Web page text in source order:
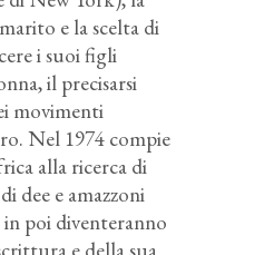
e la scelta di
i suoi figli
il precisarsi
movimenti
Nel 1974 compie
alla ricerca di
dee e amazzoni
in poi diventeranno